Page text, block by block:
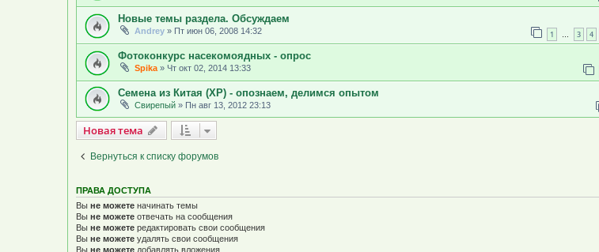
Новые темы раздела. Обсуждаем
Andrey » Пт июн 06, 2008 14:32 1 … 3 4
Фотоконкурс насекомоядных - опрос
Spika » Чт окт 02, 2014 13:33
Семена из Китая (ХР) - опознаем, делимся опытом
Свирепый » Пн авг 13, 2012 23:13
Новая тема
Новаятема
Вернуться к списку форумов
ПРАВА ДОСТУПА
Вы не можете начинать темы
Вы не можете отвечать на сообщения
Вы не можете редактировать свои сообщения
Вы не можете удалять свои сообщения
Вы не можете добавлять вложения